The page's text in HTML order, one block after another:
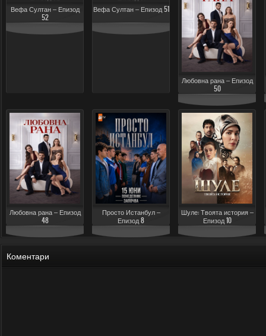
Вефа Султан – Епизод
52
Вефа Султан – Епизод 51
Любовна рана – Епизод
50
Любовна рана – Епизод
48
Просто Истанбул –
Епизод 8
Шуле: Твоята история –
Епизод 10
Коментари